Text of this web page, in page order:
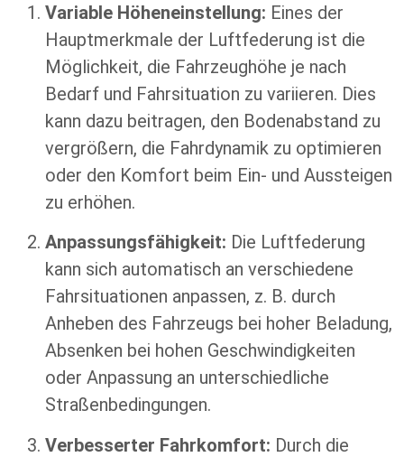
Variable Höheneinstellung: Eines der
Hauptmerkmale der Luftfederung ist die
Möglichkeit, die Fahrzeughöhe je nach
Bedarf und Fahrsituation zu variieren. Dies
kann dazu beitragen, den Bodenabstand zu
vergrößern, die Fahrdynamik zu optimieren
oder den Komfort beim Ein- und Aussteigen
zu erhöhen.
Anpassungsfähigkeit: Die Luftfederung
kann sich automatisch an verschiedene
Fahrsituationen anpassen, z. B. durch
Anheben des Fahrzeugs bei hoher Beladung,
Absenken bei hohen Geschwindigkeiten
oder Anpassung an unterschiedliche
Straßenbedingungen.
Verbesserter Fahrkomfort: Durch die